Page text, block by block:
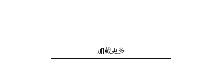
加载更多